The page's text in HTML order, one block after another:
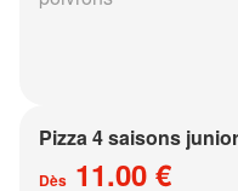
Pizza 4 saisons junior
Dès 11.00 €